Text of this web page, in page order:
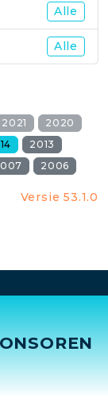
Alle
Alle
2021
2020
2013
2006
Versie 53.1.0